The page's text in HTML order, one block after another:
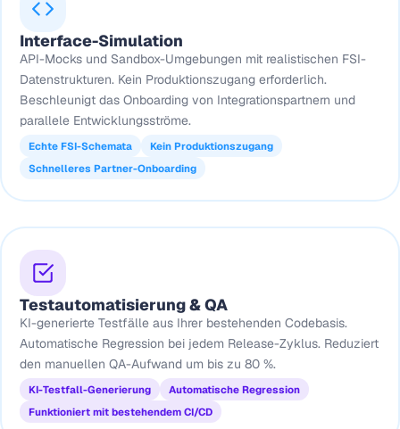
Interface-Simulation
API-Mocks und Sandbox-Umgebungen mit realistischen FSI-
Datenstrukturen. Kein Produktionszugang erforderlich.
Beschleunigt das Onboarding von Integrationspartnern und
parallele Entwicklungsströme.
Echte FSI-Schemata
Kein Produktionszugang
Schnelleres Partner-Onboarding
Testautomatisierung & QA
KI-generierte Testfälle aus Ihrer bestehenden Codebasis.
Automatische Regression bei jedem Release-Zyklus. Reduziert
den manuellen QA-Aufwand um bis zu 80 %.
KI-Testfall-Generierung
Automatische Regression
Funktioniert mit bestehendem CI/CD